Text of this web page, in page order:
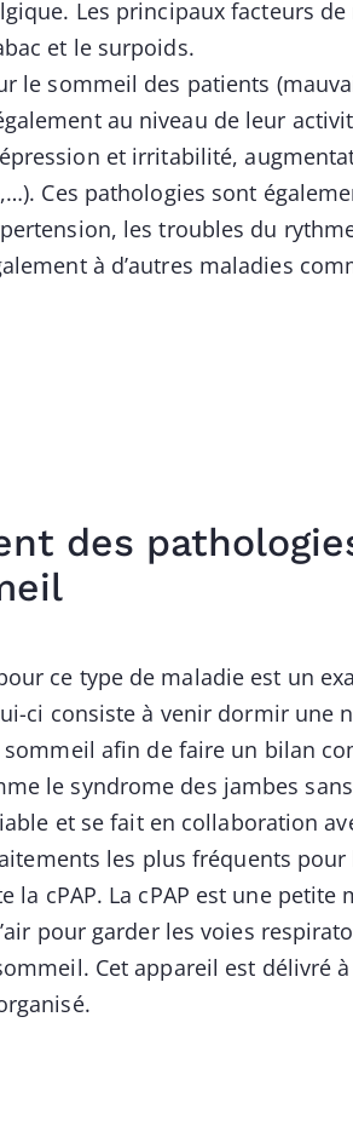
Les principaux facteurs de
et le surpoids.
le sommeil des patients
au niveau de leur
et irritabilité,
Ces pathologies sont
les troubles du
à d’autres maladies
des
ce type de maladie est un
ci consiste à venir dormir une
afin de faire un bilan
le syndrome des jambes
et se fait en collaboration
les plus fréquents
cPAP. La cPAP est une petite
pour garder les voies
Cet appareil est délivré